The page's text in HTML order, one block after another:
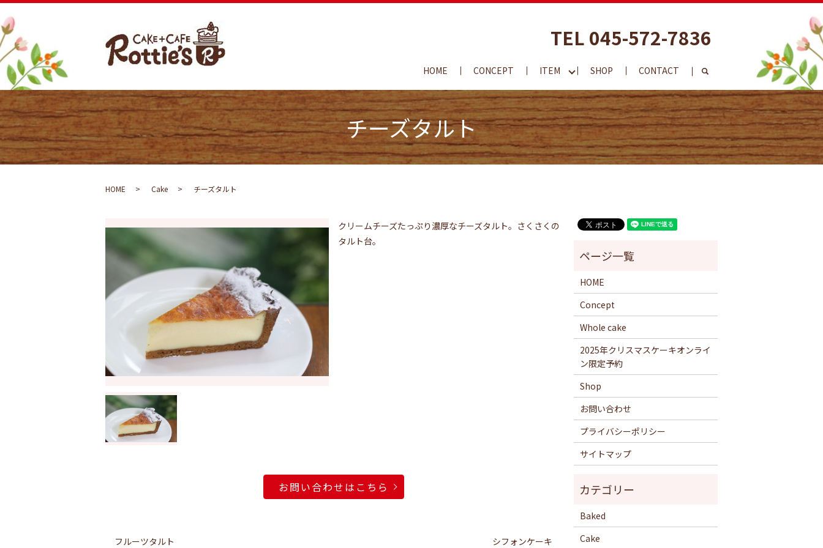
HOME CONCEPT ITEM SHOP CONTACT search
TEL 045-572-7836
チーズタルト
HOME Cake チーズタルト
クリームチーズたっぷり濃厚なチーズタルト。さくさくの
タルト台。
お問い合わせはこちら
フルーツタルト シフォンケーキ
HOME
Concept
Whole cake
2025年クリスマスケーキオンライ
ン限定予約
Shop
お問い合わせ
プライバシーポリシー
サイトマップ
Baked
Cake